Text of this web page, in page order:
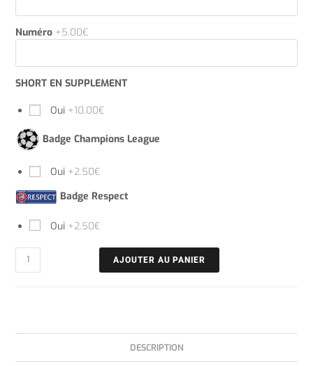
Numéro +5.00€
SHORT EN SUPPLEMENT
Oui +10.00€
Badge Champions League
Oui +2.50€
Badge Respect
Oui +2.50€
AJOUTER AU PANIER
DESCRIPTION